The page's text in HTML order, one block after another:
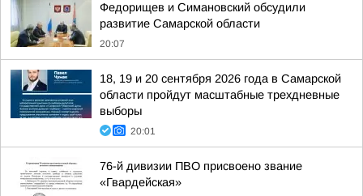
Федорищев и Симановский обсудили
развитие Самарской области
20:07
18, 19 и 20 сентября 2026 года в Самарской
области пройдут масштабные трехдневные
выборы
20:01
76-й дивизии ПВО присвоено звание
«Гвардейская»